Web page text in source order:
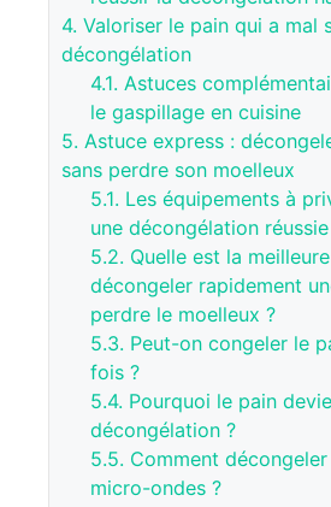
4. Valoriser le pain qui a mal
décongélation
4.1. Astuces
le gaspillage en cuisine
5. Astuce express :
sans perdre son moelleux
5.1. Les équipements à
une décongélation réussie
5.2. Quelle est la
décongeler rapidement
perdre le moelleux ?
5.3. Peut-on congeler le
fois ?
5.4. Pourquoi le pain
décongélation ?
5.5. Comment
micro-ondes ?